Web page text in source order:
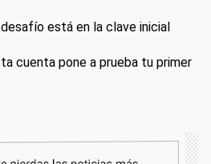
está en la clave inicial
cuenta pone a prueba tu primer